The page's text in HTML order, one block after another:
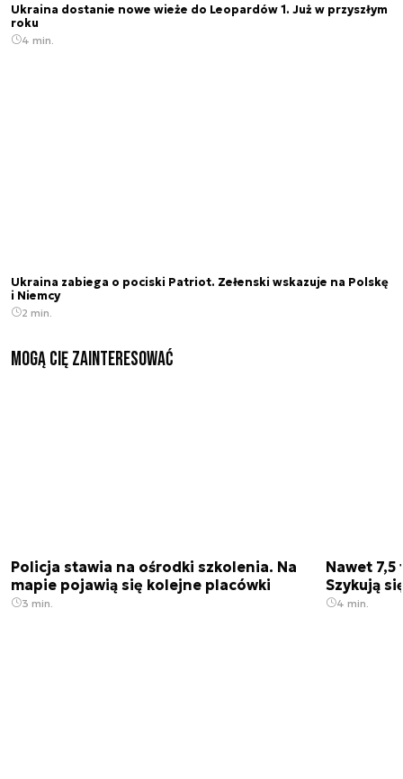
Ukraina dostanie nowe wieże do Leopardów 1. Już w przyszłym
roku
4 min.
Ukraina zabiega o pociski Patriot. Zełenski wskazuje na Polskę
i Niemcy
2 min.
Mogą Cię zainteresować
Policja stawia na ośrodki szkolenia. Na
mapie pojawią się kolejne placówki
3 min.
Nawet
Szykują
4 min.